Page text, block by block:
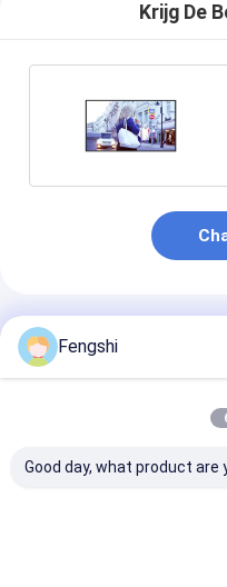
Krijg De
Geadviseerde
Fengshi
Good day, what product are